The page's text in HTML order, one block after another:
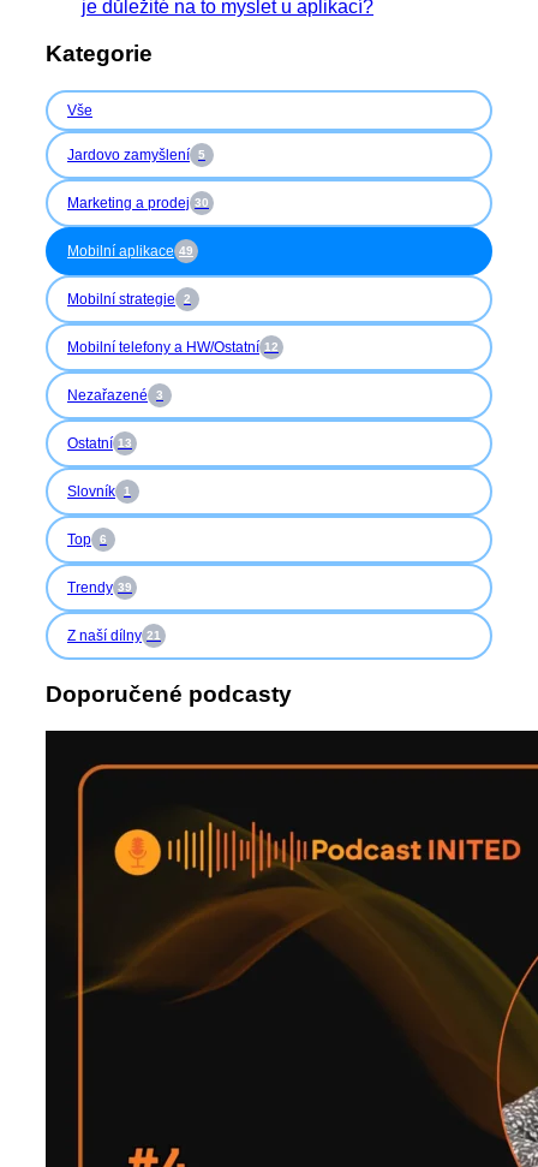
je důležité na to myslet u aplikací?
Kategorie
Vše
Jardovo zamyšlení 5
Marketing a prodej 30
Mobilní aplikace 49
Mobilní strategie 2
Mobilní telefony a HW/Ostatní 12
Nezařazené 3
Ostatní 13
Slovník 1
Top 6
Trendy 39
Z naší dílny 21
Doporučené podcasty